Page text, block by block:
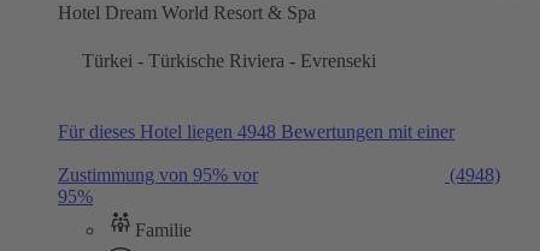
Hotel Dream World Resort & Spa
Türkei - Türkische Riviera - Evrenseki
Für dieses Hotel liegen 4948 Bewertungen mit einer
Zustimmung von 95% vor
(4948)
95%
Familie